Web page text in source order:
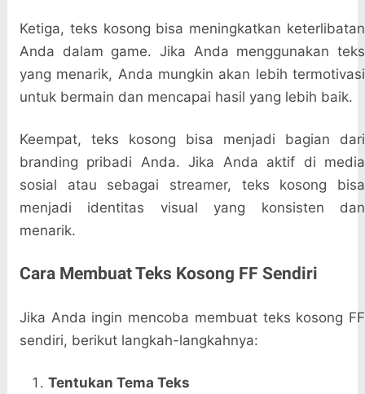
Ketiga, teks kosong bisa meningkatkan keterlibatan
Anda dalam game. Jika Anda menggunakan teks
yang menarik, Anda mungkin akan lebih termotivasi
untuk bermain dan mencapai hasil yang lebih baik.
Keempat, teks kosong bisa menjadi bagian dari
branding pribadi Anda. Jika Anda aktif di media
sosial atau sebagai streamer, teks kosong bisa
menjadi identitas visual yang konsisten dan
menarik.
Cara Membuat Teks Kosong FF Sendiri
Jika Anda ingin mencoba membuat teks kosong FF
sendiri, berikut langkah-langkahnya:
Tentukan Tema Teks